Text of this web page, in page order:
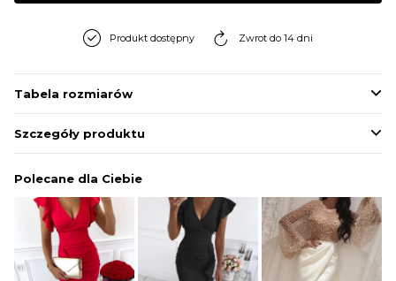
Produkt dostępny Zwrot do 14 dni
Tabela rozmiarów
Szczegóły produktu
Polecane dla Ciebie